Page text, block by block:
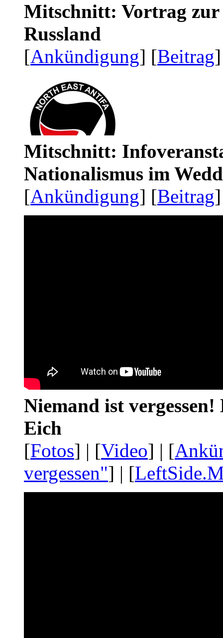
Mitschnitt: Vortrag zur
Russland
[Ankündigung] [Beitrag
Mitschnitt:
Nationalismus im
[Ankündigung] [Beitrag
Niemand ist
Eich
[Fotos] | [Video] | [
vergessen"] | [